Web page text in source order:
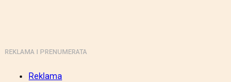
REKLAMA I PRENUMERATA
Reklama